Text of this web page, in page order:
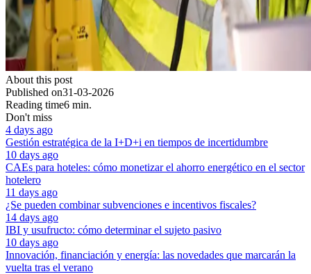
About this post
Published on31-03-2026
Reading time6 min.
Don't miss
4 days ago
Gestión estratégica de la I+D+i en tiempos de incertidumbre
10 days ago
CAEs para hoteles: cómo monetizar el ahorro energético en el sector
hotelero
11 days ago
¿Se pueden combinar subvenciones e incentivos fiscales?
14 days ago
IBI y usufructo: cómo determinar el sujeto pasivo
10 days ago
Innovación, financiación y energía: las novedades que marcarán la
vuelta tras el verano